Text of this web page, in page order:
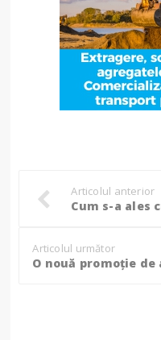
Articolul anterior
Articolul următor